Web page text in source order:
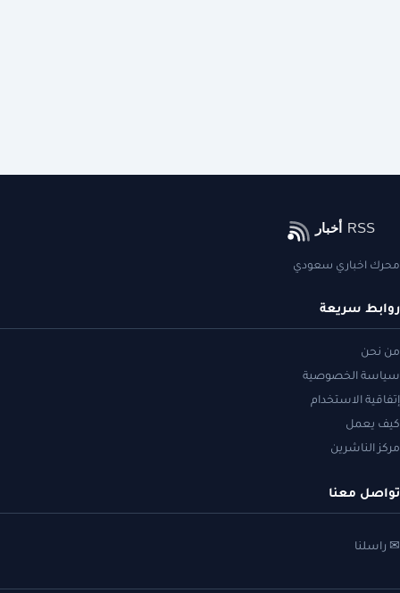
محرك اخباري سعودي
روابط سريعة
من نحن
سياسة الخصوصية
إتفاقية الاستخدام
كيف يعمل
مركز الناشرين
تواصل معنا
✉ راسلنا